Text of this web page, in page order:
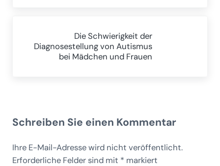
Die Schwierigkeit der
Diagnosestellung von Autismus
bei Mädchen und Frauen
Schreiben Sie einen Kommentar
Ihre E-Mail-Adresse wird nicht veröffentlicht.
Erforderliche Felder sind mit * markiert